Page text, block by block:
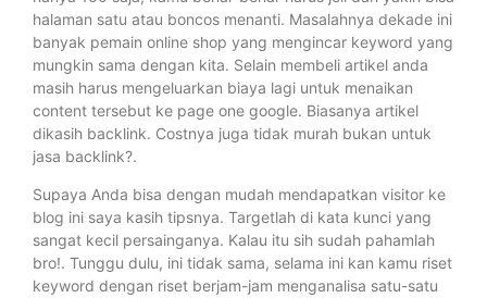
halaman satu atau boncos menanti. Masalahnya dekade ini
banyak pemain online shop yang mengincar keyword yang
mungkin sama dengan kita. Selain membeli artikel anda
masih harus mengeluarkan biaya lagi untuk menaikan
content tersebut ke page one google. Biasanya artikel
dikasih backlink. Costnya juga tidak murah bukan untuk
jasa backlink?.
Supaya Anda bisa dengan mudah mendapatkan visitor ke
blog ini saya kasih tipsnya. Targetlah di kata kunci yang
sangat kecil persainganya. Kalau itu sih sudah pahamlah
bro!. Tunggu dulu, ini tidak sama, selama ini kan kamu riset
keyword dengan riset berjam-jam menganalisa satu-satu